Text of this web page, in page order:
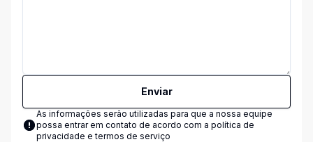
Enviar
As informações serão utilizadas para que a nossa equipe
possa entrar em contato de acordo com a política de
privacidade e termos de serviço